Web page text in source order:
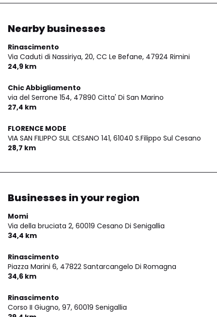
Nearby businesses
Rinascimento
Via Caduti di Nassiriya, 20, CC Le Befane, 47924 Rimini
24,9 km
Chic Abbigliamento
via del Serrone 154, 47890 Citta' Di San Marino
27,4 km
FLORENCE MODE
VIA SAN FILIPPO SUL CESANO 141, 61040 S.Filippo Sul Cesano
28,7 km
Businesses in your region
Momi
Via della bruciata 2, 60019 Cesano Di Senigallia
34,4 km
Rinascimento
Piazza Marini 6, 47822 Santarcangelo Di Romagna
34,6 km
Rinascimento
Corso II Giugno, 97, 60019 Senigallia